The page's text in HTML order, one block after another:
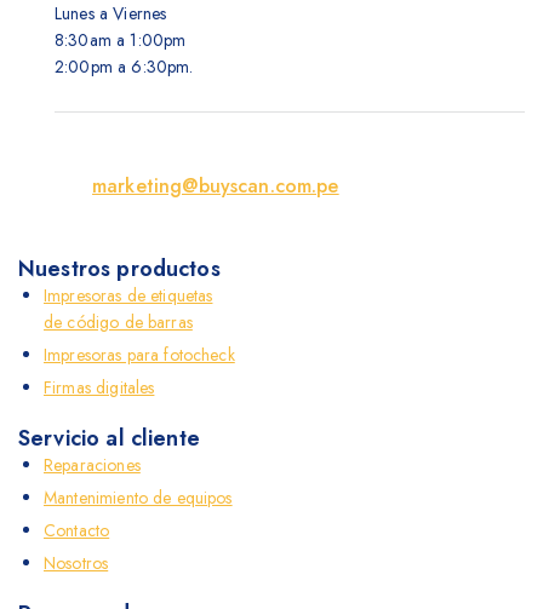
Lunes a Viernes
8:30am a 1:00pm
2:00pm a 6:30pm.
marketing@buyscan.com.pe
Nuestros productos
Impresoras de etiquetas
de código de barras
Impresoras para fotocheck
Firmas digitales
Servicio al cliente
Reparaciones
Mantenimiento de equipos
Contacto
Nosotros